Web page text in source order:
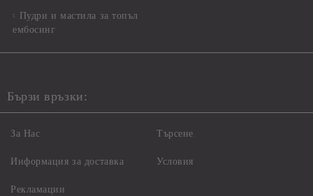
Пудри и мастила за топъл
ембосинг
Бързи връзки:
За Нас
Информация за доставка
Рекламации
Търсене
Условия